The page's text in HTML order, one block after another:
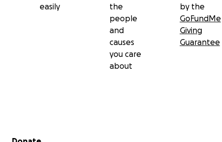
easily
the
people
and
causes
you care
about
by the
GoFundMe
Giving
Guarantee
Secondary menu